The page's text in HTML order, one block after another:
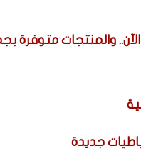
والمنتجات متوفرة